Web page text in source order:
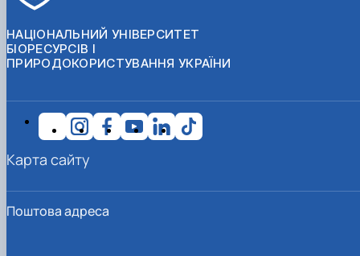
НАЦІОНАЛЬНИЙ УНІВЕРСИТЕТ
БІОРЕСУРСІВ І
ПРИРОДОКОРИСТУВАННЯ УКРАЇНИ
Поштова адреса
Карта сайту